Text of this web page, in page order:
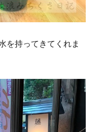
を持ってきてくれま